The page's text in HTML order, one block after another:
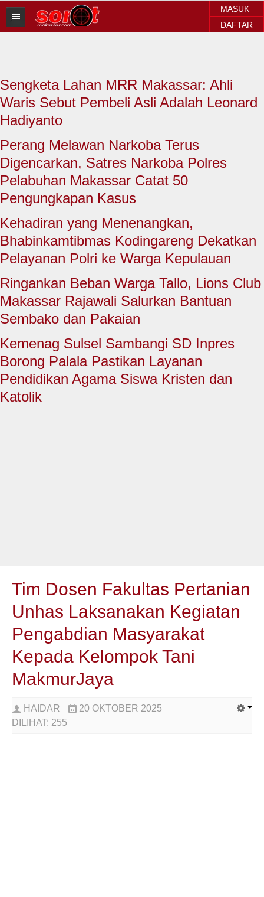
MASUK
DAFTAR
Sorot Makassar
Sorot Nasional
EKONOMI
HUKUM & KRIMINAL
TNI & POLRI
Sengketa Lahan MRR Makassar: Ahli
Waris Sebut Pembeli Asli Adalah Leonard
Hadiyanto
Perang Melawan Narkoba Terus
Digencarkan, Satres Narkoba Polres
Pelabuhan Makassar Catat 50
Pengungkapan Kasus
Kehadiran yang Menenangkan,
Bhabinkamtibmas Kodingareng Dekatkan
Pelayanan Polri ke Warga Kepulauan
Ringankan Beban Warga Tallo, Lions Club
Makassar Rajawali Salurkan Bantuan
Sembako dan Pakaian
Kemenag Sulsel Sambangi SD Inpres
Borong Palala Pastikan Layanan
Pendidikan Agama Siswa Kristen dan
Katolik
Tim Dosen Fakultas Pertanian
Unhas Laksanakan Kegiatan
Pengabdian Masyarakat
Kepada Kelompok Tani
MakmurJaya
HAIDAR
20 OKTOBER 2025
DILIHAT: 255